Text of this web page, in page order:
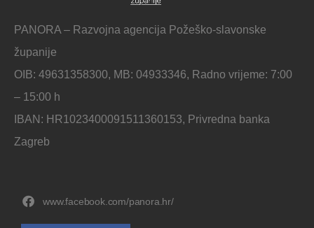
PANORA – Razvojna agencija Požeško-slavonske
županije
OIB: 49631358300, MB: 04933346, Radno vrijeme: 7:00
– 15:00 h
IBAN: HR1023400091511360153, Privredna banka
Zagreb
www.facebook.com/panora.hr/